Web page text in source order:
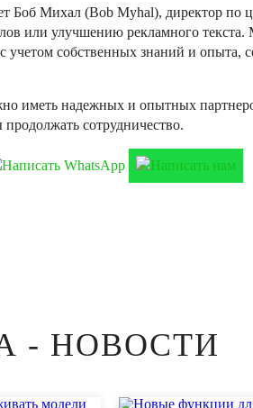
Боб Михал (Bob Myhal), директор по
или улучшению рекламного
собственных знаний и опыта,
иметь надежных и опытных
сотрудничество.
- НОВОСТИ